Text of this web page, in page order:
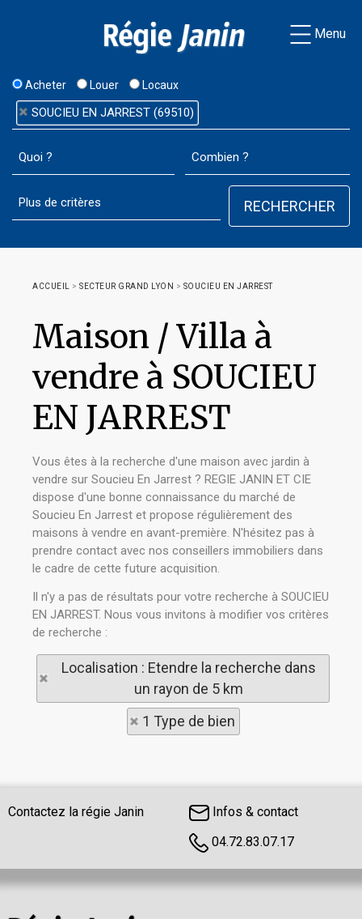
Menu
Acheter Louer Locaux
SOUCIEU EN JARREST (69510)
ACCUEIL > SECTEUR GRAND LYON > SOUCIEU EN JARREST
Maison / Villa à
vendre à SOUCIEU
EN JARREST
Vous êtes à la recherche d'une maison avec jardin à
vendre sur Soucieu En Jarrest ? REGIE JANIN ET CIE
dispose d'une bonne connaissance du marché de
Soucieu En Jarrest et propose régulièrement des
maisons à vendre en avant-première. N'hésitez pas à
prendre contact avec nos conseillers immobiliers dans
le cadre de cette future acquisition.
Il n'y a pas de résultats pour votre recherche à SOUCIEU
EN JARREST. Nous vous invitons à modifier vos critères
de recherche :
Localisation : Etendre la recherche dans
un rayon de 5 km
1 Type de bien
Contactez la régie Janin
Infos & contact
04.72.83.07.17